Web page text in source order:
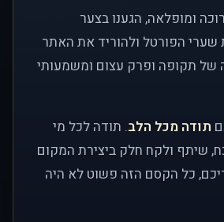
ומופלאה, הגענו בצער
הפורטל ולהוריד את האתר
של תקופה ופרק עצום ומשמעותי
תודה מכל הלב. תודה לכל מי
שיתף ולקח חלק ביצירת המקום
כל הקסם הזה פשוט לא היה